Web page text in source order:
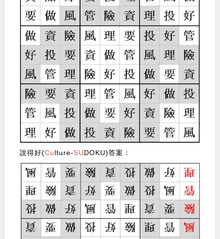
說得好(Culture-SUDOKU)答案：